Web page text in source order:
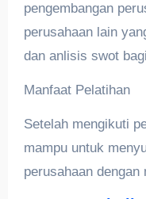
pengembangan
perusahaan lain
dan anlisis swot
Manfaat Pelatihan
Setelah mengikuti
mampu untuk
perusahaan dengan